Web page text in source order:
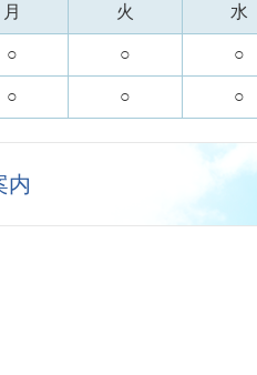
月 火 水
○ ○ ○
○ ○ ○
内